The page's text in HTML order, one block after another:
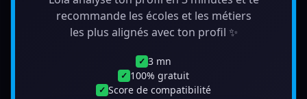
recommande les écoles et les métiers
les plus alignés avec ton profil ✨
✓ 3 mn
✓ 100% gratuit
✓ Score de compatibilité